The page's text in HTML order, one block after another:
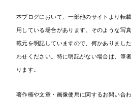
本ブログにおいて、一部他のサイトより転
用している場合があります。そのような写
載元を明記していますので、何かありまし
わせください。特に明記がない場合は、筆
ります。
著作権や文章・画像使用に関するお問い合